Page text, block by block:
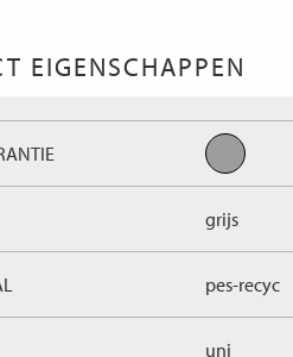
EIGENSCHAPPEN
grijs
pes-recyc
uni